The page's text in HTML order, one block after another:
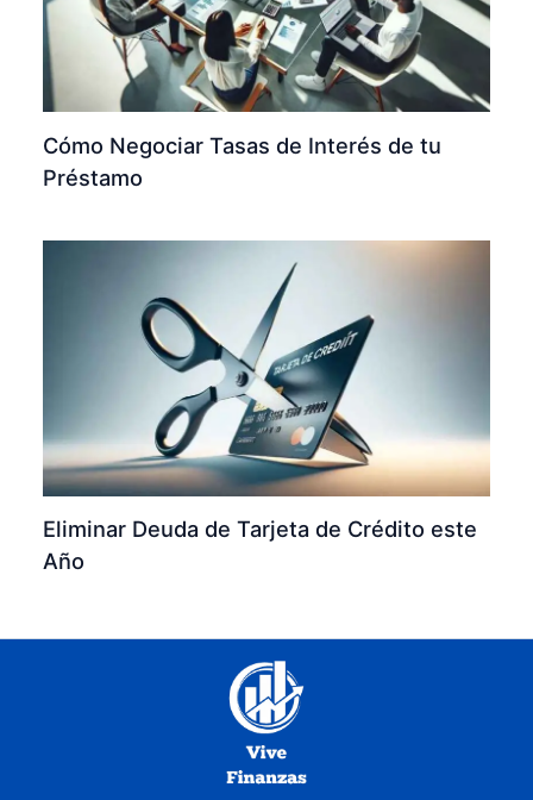
Cómo Negociar Tasas de Interés de tu
Préstamo
Eliminar Deuda de Tarjeta de Crédito este
Año